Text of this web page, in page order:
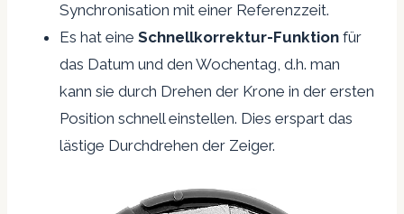
Synchronisation mit einer Referenzzeit.
Es hat eine Schnellkorrektur-Funktion für
das Datum und den Wochentag, d.h. man
kann sie durch Drehen der Krone in der ersten
Position schnell einstellen. Dies erspart das
lästige Durchdrehen der Zeiger.